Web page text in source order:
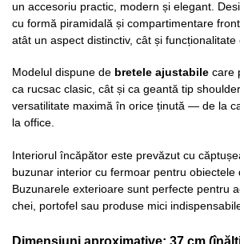
un accesoriu practic, modern și elegant.
cu formă piramidală și compartimentare
atât un aspect distinctiv, cât și funcționalitate
Modelul dispune de bretele ajustabile care
ca rucsac clasic, cât și ca geantă tip
versatilitate maximă în orice ținută — de la
la office.
Interiorul încăpător este prevăzut cu
buzunar interior cu fermoar pentru obiectele
Buzunarele exterioare sunt perfecte pentru
chei, portofel sau produse mici
Dimensiuni aproximative: 37 cm